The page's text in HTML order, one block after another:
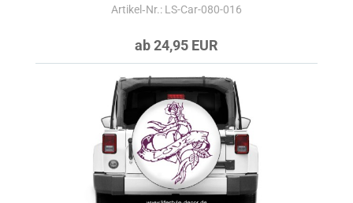
Artikel‑Nr.: LS-Car-080-016
ab 24,95 EUR